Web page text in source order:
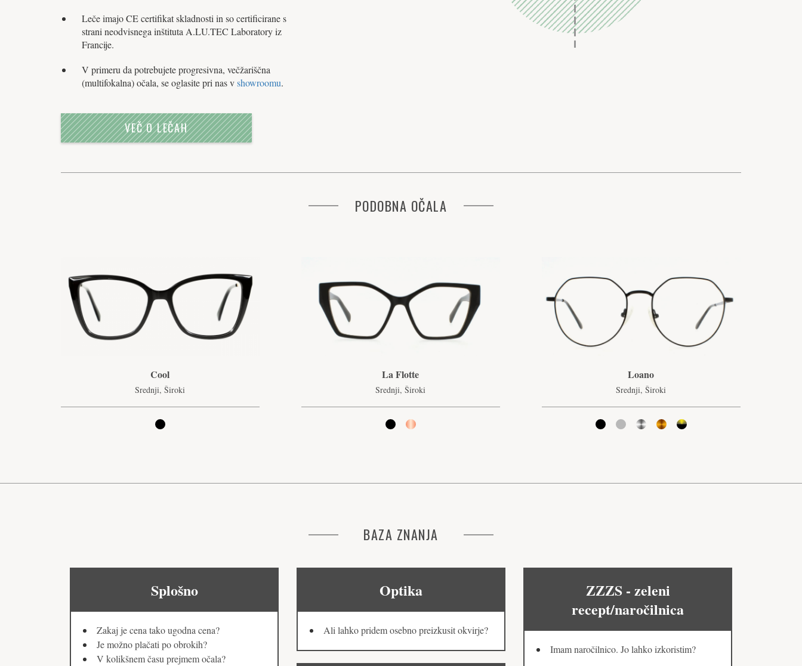
Leče imajo CE certifikat skladnosti in so certificirane s
strani neodvisnega inštituta A.LU.TEC Laboratory iz
Francije.
V primeru da potrebujete progresivna, večžariščna
(multifokalna) očala, se oglasite pri nas vshowroomu.
VEČ O LEČAH
PODOBNA OČALA
Cool
Srednji, Široki
La Flotte
Srednji, Široki
Loano
Srednji, Široki
BAZA ZNANJA
Splošno
Zakaj je cena tako ugodna cena?
Je možno plačati po obrokih?
V kolikšnem času prejmem očala?
Optika
Ali lahko pridem osebno preizkusit okvirje?
ZZZS - zeleni
recept/naročilnica
Imam naročilnico. Jo lahko izkoristim?